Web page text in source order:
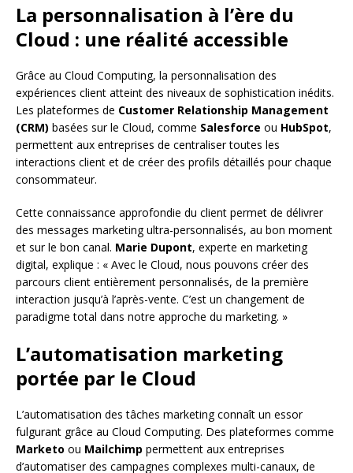
La personnalisation à l’ère du
Cloud : une réalité accessible
Grâce au Cloud Computing, la personnalisation des
expériences client atteint des niveaux de sophistication inédits.
Les plateformes de Customer Relationship Management
(CRM) basées sur le Cloud, comme Salesforce ou HubSpot,
permettent aux entreprises de centraliser toutes les
interactions client et de créer des profils détaillés pour chaque
consommateur.
Cette connaissance approfondie du client permet de délivrer
des messages marketing ultra-personnalisés, au bon moment
et sur le bon canal. Marie Dupont, experte en marketing
digital, explique : « Avec le Cloud, nous pouvons créer des
parcours client entièrement personnalisés, de la première
interaction jusqu’à l’après-vente. C’est un changement de
paradigme total dans notre approche du marketing. »
L’automatisation marketing
portée par le Cloud
L’automatisation des tâches marketing connaît un essor
fulgurant grâce au Cloud Computing. Des plateformes comme
Marketo ou Mailchimp permettent aux entreprises
d’automatiser des campagnes complexes multi-canaux, de